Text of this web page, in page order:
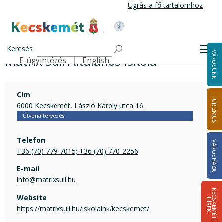
tartalomra
Ugrás a fő tartalomhoz
Kecskemét Város Honlapja
Keresés
Felső navigáció
E-ügyintézés English VÁROSUNK
TURIZMUS
VÁROSHÁZA
K
E
C
S
K
E
M
É
T
I
HÍ
R
E
K
Mátrix Suli Általános Iskola
Mátrix Suli Általános Iskola
Cím
6000 Kecskemét, László Károly utca 16.
Útvonaltervezés
Telefon
+36 (70) 779-7015; +36 (70) 770-2256
E-mail
info@matrixsuli.hu
Website
https://matrixsuli.hu/iskolaink/kecskemet/